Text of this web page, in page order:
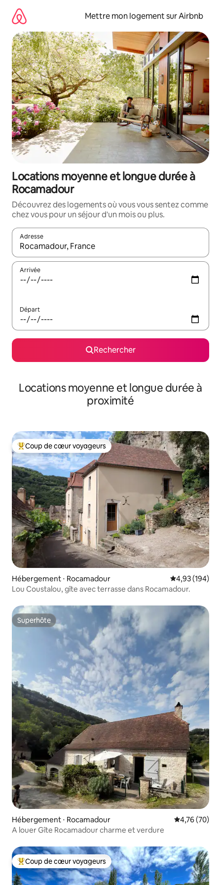
directement
contenu
Mettre mon logement sur Airbnb
Locations moyenne et longue durée à
Rocamadour
Découvrez des logements où vous vous sentez comme
chez vous pour un séjour d'un mois ou plus.
Adresse
Lorsque les résultats s'affichent, utilisez les flèches vers le
Arrivée
Départ
Rechercher
Locations moyenne et longue durée à
proximité
Coups de cœur voyageurs les plus appréciés
Coup de cœur voyageurs
Hébergement ⋅ Rocamadour Évaluation
4,93 (194)
Lou Coustalou, gîte avec terrasse dans Rocamadour.
Superhôte
Superhôte
Hébergement ⋅ Rocamadour Évaluation
4,76 (70)
A louer Gîte Rocamadour charme et verdure
Coups de cœur voyageurs les plus appréciés
Coup de cœur voyageurs